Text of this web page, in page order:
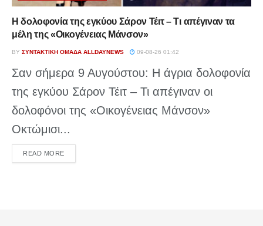
Η δολοφονία της εγκύου Σάρον Τέιτ – Τι απέγιναν τα
μέλη της «Οικογένειας Μάνσον»
BY ΣΥΝΤΑΚΤΙΚΉ ΟΜΆΔΑ ALLDAYNEWS 09-08-26 01:42
Σαν σήμερα 9 Αυγούστου: Η άγρια δολοφονία
της εγκύου Σάρον Τέιτ – Τι απέγιναν οι
δολοφόνοι της «Οικογένειας Μάνσον»
Οκτώμισι...
READ MOREDETAILS